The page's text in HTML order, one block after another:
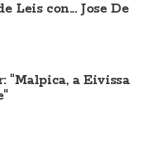
Leis con... Jose De
"Malpica, a Eivissa